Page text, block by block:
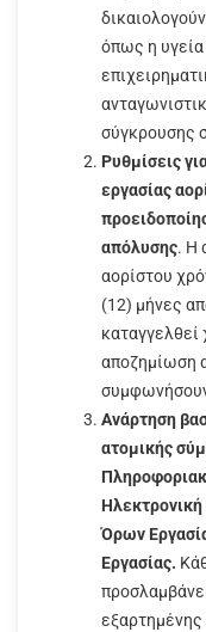
όπως η υγεία
σύγκρουσης
Ρυθμίσεις
εργασίας
απόλυσης. Η
αορίστου
(12) μήνες
καταγγελθεί
αποζημίωση
Ανάρτηση
ατομικής
Όρων
Εργασίας.
εξαρτημένης